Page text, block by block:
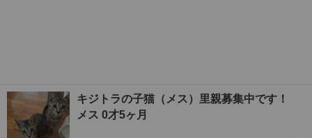
キジトラの子猫（メス）里親募集中です！
メス 0才5ヶ月